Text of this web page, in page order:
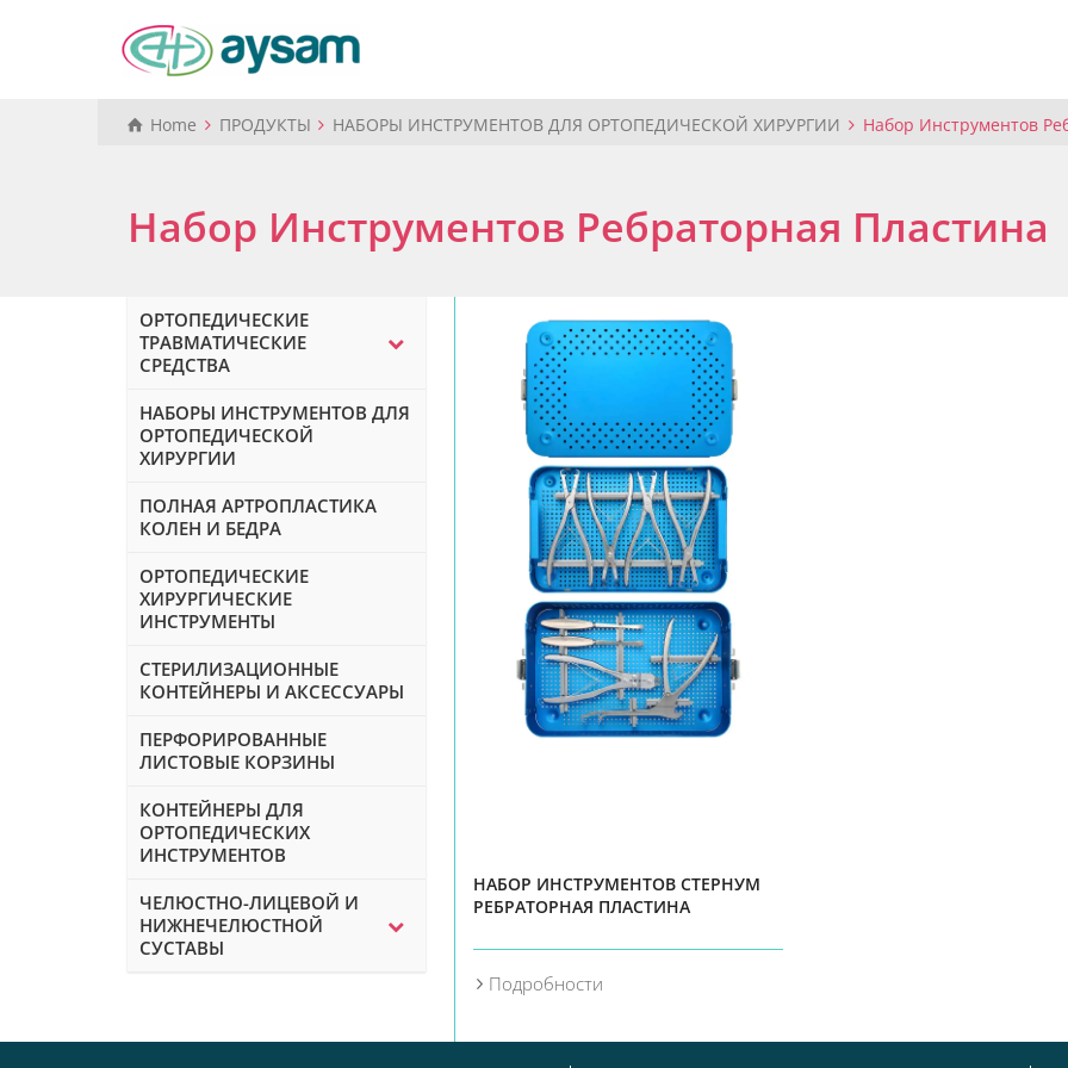
Home ПРОДУКТЫ НАБОРЫ ИНСТРУМЕНТОВ ДЛЯ ОРТОПЕДИЧЕСКОЙ ХИРУРГИИ Набор Инструментов
Набор Инструментов Ребраторная Пластина
НАБОР ИНСТРУМЕНТОВ СТЕРНУМ
РЕБРАТОРНАЯ ПЛАСТИНА
Подробности
ОРТОПЕДИЧЕСКИЕ
ТРАВМАТИЧЕСКИЕ
СРЕДСТВА
НАБОРЫ ИНСТРУМЕНТОВ ДЛЯ
ОРТОПЕДИЧЕСКОЙ
ХИРУРГИИ
ПОЛНАЯ АРТРОПЛАСТИКА
КОЛЕН И БЕДРА
ОРТОПЕДИЧЕСКИЕ
ХИРУРГИЧЕСКИЕ
ИНСТРУМЕНТЫ
СТЕРИЛИЗАЦИОННЫЕ
КОНТЕЙНЕРЫ И АКСЕССУАРЫ
ПЕРФОРИРОВАННЫЕ
ЛИСТОВЫЕ КОРЗИНЫ
КОНТЕЙНЕРЫ ДЛЯ
ОРТОПЕДИЧЕСКИХ
ИНСТРУМЕНТОВ
ЧЕЛЮСТНО-ЛИЦЕВОЙ И
НИЖНЕЧЕЛЮСТНОЙ
СУСТАВЫ